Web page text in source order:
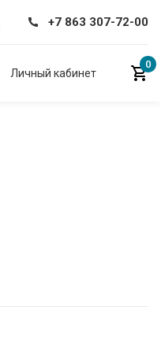
+7 863 307-72-00
Личный кабинет
0